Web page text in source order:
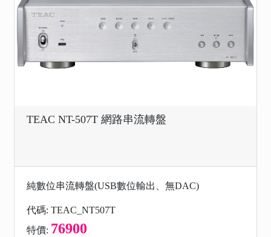
TEAC NT-507T 網路串流轉盤
純數位串流轉盤(USB數位輸出、無DAC)
代碼: TEAC_NT507T
特價: 76900